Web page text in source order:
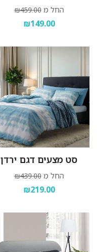
החל מ ₪459.00
₪149.00
סט מצעים דגם ירדן
החל מ ₪439.00
₪219.00